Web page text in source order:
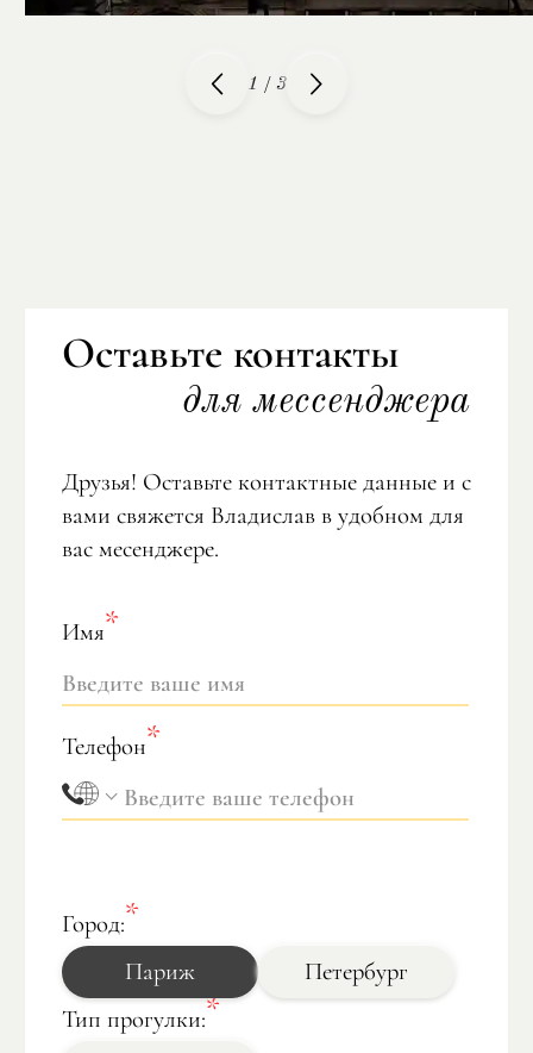
1 / 3
Оставьте контакты
для мессенджера
Друзья! Оставьте контактные данные и с
вами свяжется Владислав в удобном для
вас месенджере.
Имя
Телефон
Город:
Париж
Петербург
Тип прогулки: